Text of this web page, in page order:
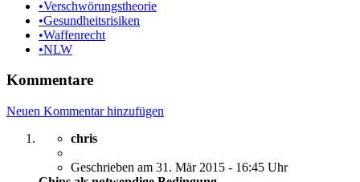
•Verschwörungstheorie
•Gesundheitsrisiken
•Waffenrecht
•NLW
Kommentare
Neuen Kommentar hinzufügen
chris
Geschrieben am 31. Mär 2015 - 16:45 Uhr